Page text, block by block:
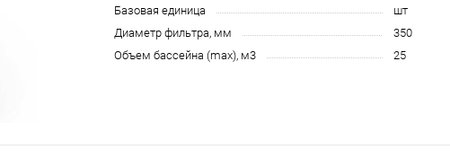
Базовая единица
шт
Диаметр фильтра, мм
350
Объем бассейна (max), м3
25